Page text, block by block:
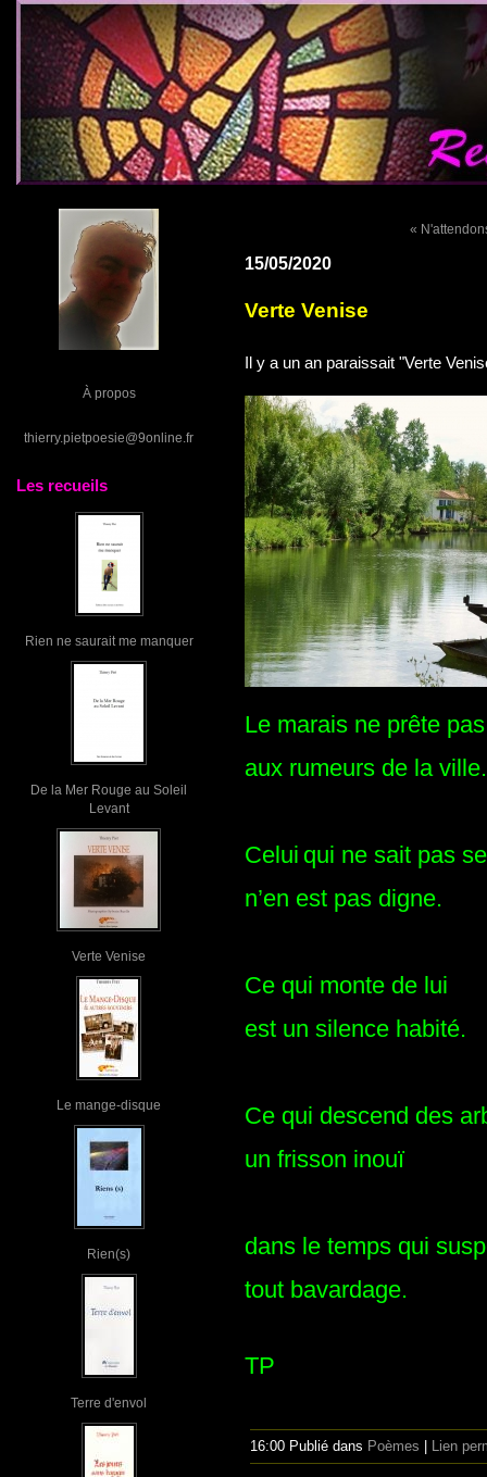
À propos
thierry.pietpoesie@9online.fr
Les recueils
Rien ne saurait me manquer
De la Mer Rouge au Soleil
Levant
Verte Venise
Le mange-disque
Rien(s)
Terre d'envol
«
15/05/2020
Verte Venise
Il y a un an paraissait "Verte
Le marais ne prête pas
aux rumeurs de la ville.
Celui qui ne sait pas
n’en est pas digne.
Ce qui monte de lui
est un silence habité.
Ce qui descend des
un frisson inouï
dans le temps qui
tout bavardage.
TP
16:00 Publié dans Poèmes Lien